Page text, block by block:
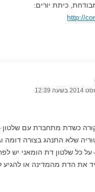
כיתת יורים:
http://
כשדת מתחברת עם שלטון
שלא התנהג בצורה דומה
את הדת מהמדינה או להגיע